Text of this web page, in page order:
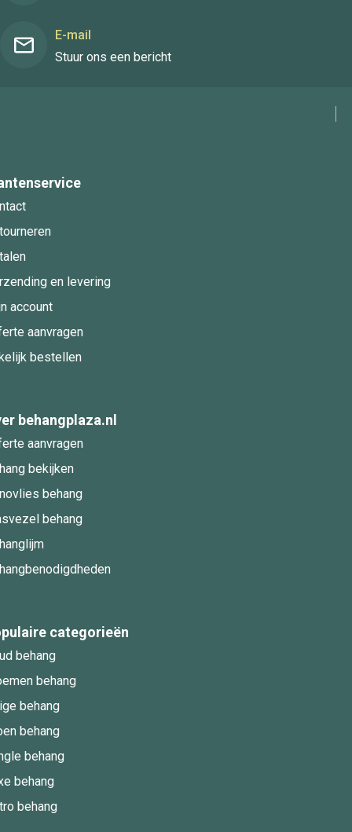
E-mail
Stuur ons een bericht
en levering
account
aanvragen
bestellen
behangplaza.nl
aanvragen
bekijken
behang
behang
categorieën
behang
behang
behang
behang
behang
behang
behang